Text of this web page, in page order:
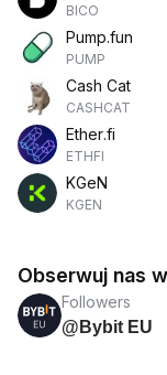
BICO
Pump.fun
PUMP
Cash Cat
CASHCAT
Ether.fi
ETHFI
KGeN
KGEN
Obserwuj nas
Followers
@Bybit EU